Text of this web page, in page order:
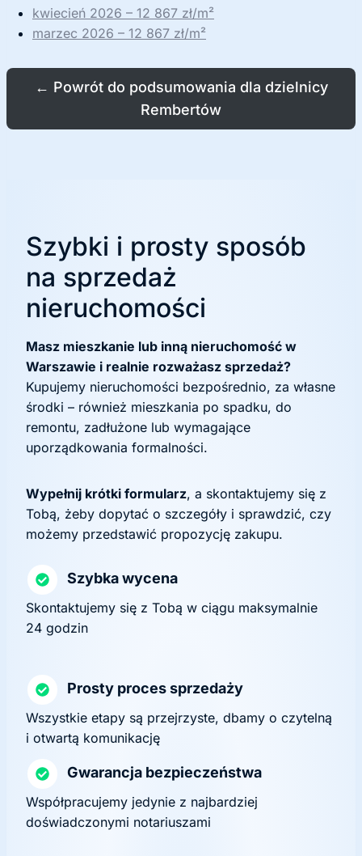
kwiecień 2026 – 12 867 zł/m²
marzec 2026 – 12 867 zł/m²
← Powrót do podsumowania dla dzielnicy
Rembertów
Szybki i prosty sposób
na sprzedaż
nieruchomości
Masz mieszkanie lub inną nieruchomość w
Warszawie i realnie rozważasz sprzedaż?
Kupujemy nieruchomości bezpośrednio, za własne
środki – również mieszkania po spadku, do
remontu, zadłużone lub wymagające
uporządkowania formalności.
Wypełnij krótki formularz, a skontaktujemy się z
Tobą, żeby dopytać o szczegóły i sprawdzić, czy
możemy przedstawić propozycję zakupu.
Szybka wycena
Skontaktujemy się z Tobą w ciągu maksymalnie
24 godzin
Prosty proces sprzedaży
Wszystkie etapy są przejrzyste, dbamy o czytelną
i otwartą komunikację
Gwarancja bezpieczeństwa
Współpracujemy jedynie z najbardziej
doświadczonymi notariuszami